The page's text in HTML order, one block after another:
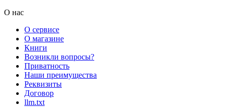
О нас
О сервисе
О магазине
Книги
Возникли вопросы?
Приватность
Наши преимущества
Реквизиты
Договор
llm.txt